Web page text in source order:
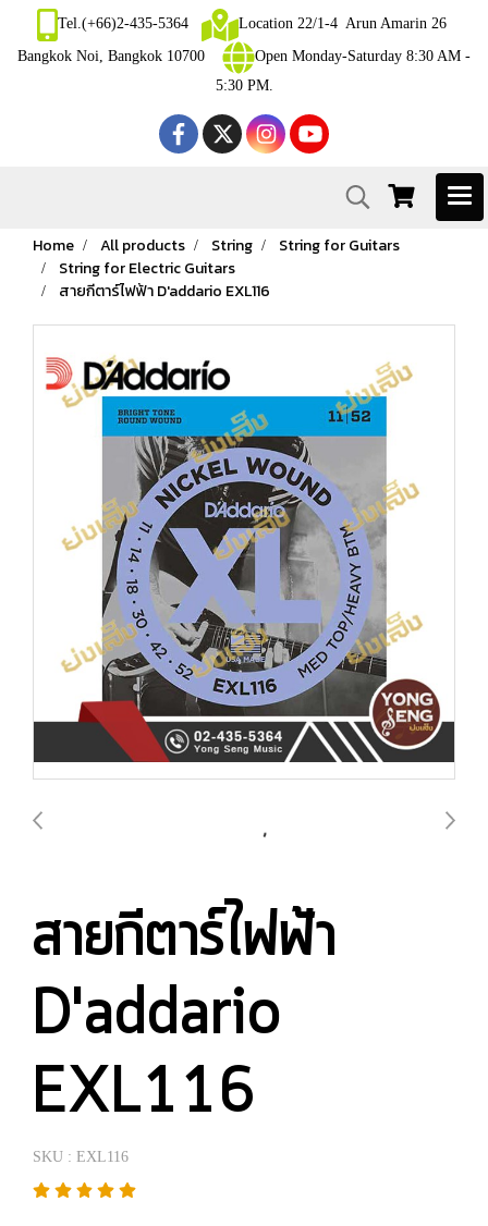
Tel.(+66)2-435-5364
Location 22/1-4 Arun Amarin 26
Bangkok Noi, Bangkok 10700
Open Monday-Saturday 8:30 AM -
5:30 PM.
Home All products String
String for Guitars
String for Electric Guitars
สายกีตาร์ไฟฟ้า D'addario EXL116
สายกีตาร์ไฟฟ้า
D'addario
EXL116
SKU : EXL116